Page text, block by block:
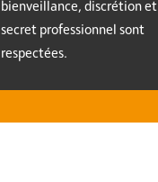
bienveillance, discrétion et
secret professionnel sont
respectées.